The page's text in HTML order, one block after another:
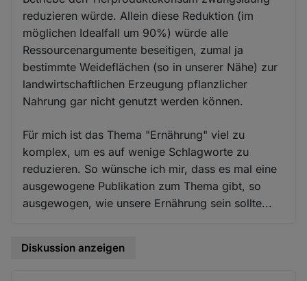
reduzieren würde. Allein diese Reduktion (im
möglichen Idealfall um 90%) würde alle
Ressourcenargumente beseitigen, zumal ja
bestimmte Weideflächen (so in unserer Nähe) zur
landwirtschaftlichen Erzeugung pflanzlicher
Nahrung gar nicht genutzt werden können.
Für mich ist das Thema "Ernährung" viel zu
komplex, um es auf wenige Schlagworte zu
reduzieren. So wünsche ich mir, dass es mal eine
ausgewogene Publikation zum Thema gibt, so
ausgewogen, wie unsere Ernährung sein sollte...
Diskussion anzeigen